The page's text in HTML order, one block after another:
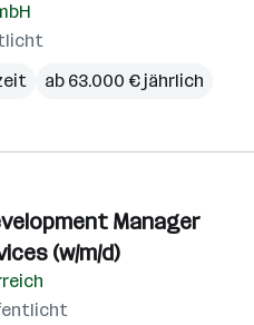
ab 63.000 € jährlich
Manager
(w/m/d)